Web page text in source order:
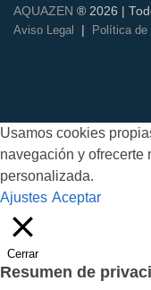
AQUAZEN ® 2026 |
Aviso Legal
| Política de
Usamos cookies
navegación y ofrecerte
personalizada.
Ajustes Aceptar
Cerrar
Resumen de